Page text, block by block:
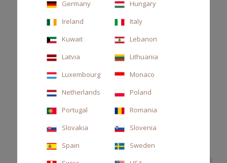
REFILL SCENTED GRANULES THÉ 270GR
Ricarica di granuli profumati per cuscino, té sencha e legno di
Germany
Hungary
Ireland
Italy
Kuwait
Lebanon
Latvia
Lithuania
Luxembourg
Monaco
Netherlands
Poland
Portugal
Romania
Slovakia
Slovenia
Spain
Sweden